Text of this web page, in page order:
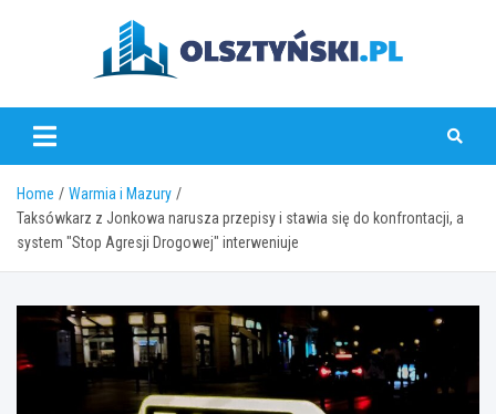
olsztynski.pl
Home
Warmia i Mazury
Taksówkarz z Jonkowa narusza przepisy i stawia się do konfrontacji, a
system "Stop Agresji Drogowej" interweniuje